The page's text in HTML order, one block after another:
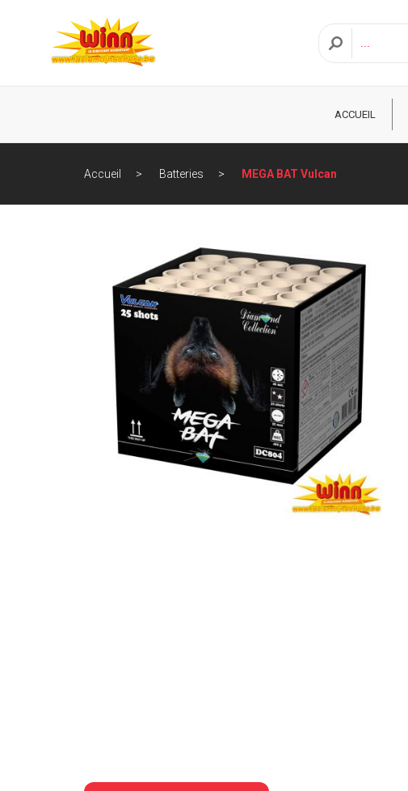
ACCUEIL
Accueil Batteries MEGA BAT Vulcan